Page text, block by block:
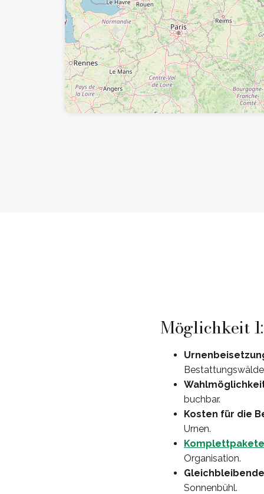
Möglichkeit
buchbar.
Kosten für die
Urnen.
Komplettpakete
Organisation.
Sonnenbühl.